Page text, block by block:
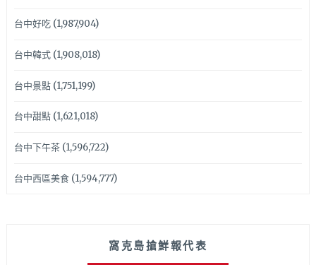
台中好吃(1,987,904)
台中韓式(1,908,018)
台中景點(1,751,199)
台中甜點(1,621,018)
台中下午茶(1,596,722)
台中西區美食(1,594,777)
窩克島搶鮮報代表